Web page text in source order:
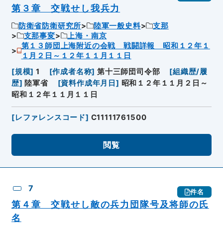
第３章 交戦せし我兵力
防衛省防衛研究所 陸軍一般史料
支那
支那事変
上海・南京
第１３師団上海附近の会戦 戦闘詳報 昭和１２年１
１月２日～１２年１１月１１日
[規模] 1 [作成者名称] 第十三師団司令部 [組織歴/履
歴] 陸軍省 [資料作成年月日] 昭和１２年１１月２日～
昭和１２年１１月１１日
[レファレンスコード] C11111761500
閲覧
7 件名
第４章 交戦せし敵の兵力団隊号及将師の氏
名